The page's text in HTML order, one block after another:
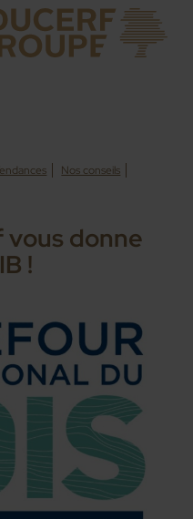
Nos conseils
vous donne
!